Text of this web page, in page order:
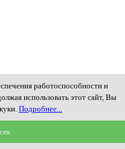
работоспособности и
использовать этот сайт, Вы
Подробнее...